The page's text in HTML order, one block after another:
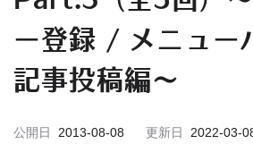
ー登録 / メニュー
記事投稿編～
公開日 2013-08-08 更新日 2022-03-